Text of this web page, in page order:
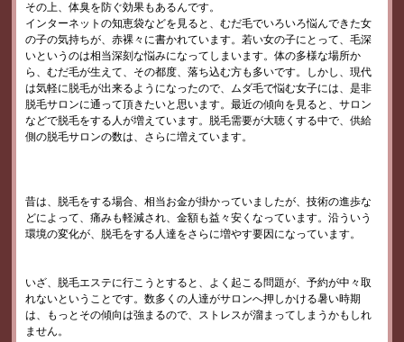
その上、体臭を防ぐ効果もあるんです。
インターネットの知恵袋などを見ると、むだ毛でいろいろ悩んできた女
の子の気持ちが、赤裸々に書かれています。若い女の子にとって、毛深
いというのは相当深刻な悩みになってしまいます。体の多様な場所か
ら、むだ毛が生えて、その都度、落ち込む方も多いです。しかし、現代
は気軽に脱毛が出来るようになったので、ムダ毛で悩む女子には、是非
脱毛サロンに通って頂きたいと思います。最近の傾向を見ると、サロン
などで脱毛をする人が増えています。脱毛需要が大聴くする中で、供給
側の脱毛サロンの数は、さらに増えています。
昔は、脱毛をする場合、相当お金が掛かっていましたが、技術の進歩な
どによって、痛みも軽減され、金額も益々安くなっています。沿ういう
環境の変化が、脱毛をする人達をさらに増やす要因になっています。
いざ、脱毛エステに行こうとすると、よく起こる問題が、予約が中々取
れないということです。数多くの人達がサロンへ押しかける暑い時期
は、もっとその傾向は強まるので、ストレスが溜まってしまうかもしれ
ません。